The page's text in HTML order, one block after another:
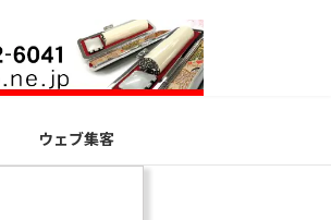
ウェブ集客